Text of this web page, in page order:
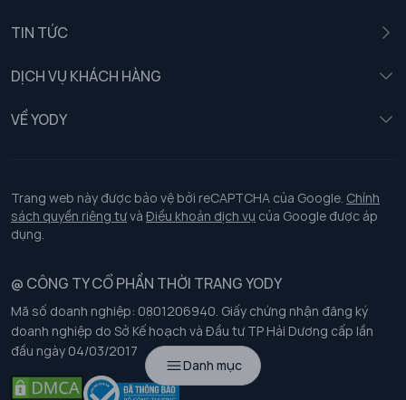
Danh mục
TIN TỨC
DỊCH VỤ KHÁCH HÀNG
Chính sách khách hàng thân thiết
Chính sách bảo vệ dữ liệu cá nhân
Chính sách thanh toán, giao nhận
Chính sách chất lượng và an toàn sức khoẻ nghề nghiệp
Chính sách đơn đồng phục
Hướng dẫn chọn kích thước
VỀ YODY
Tuyển dụng
Trang web này được bảo vệ bởi reCAPTCHA của Google. Chính
sách quyền riêng tưvà Điều khoản dịch vụ của Google được áp
dụng.
@ CÔNG TY CỔ PHẦN THỜI TRANG YODY
Mã số doanh nghiệp: 0801206940. Giấy chứng nhận đăng ký
doanh nghiệp do Sở Kế hoạch và Đầu tư TP Hải Dương cấp lần
đầu ngày 04/03/2017